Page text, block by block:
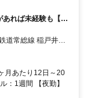
あれば未経験も【日
由
道常総線 稲戸井徒
駅周辺｜直行直帰
月あたり12日～20
：1週間 【夜勤】